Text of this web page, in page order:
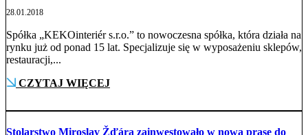
28.01.2018
Spółka „KEKOinteriér s.r.o.” to nowoczesna spółka, która działa na
rynku już od ponad 15 lat. Specjalizuje się w wyposażeniu sklepów,
restauracji,...
CZYTAJ WIĘCEJ
Stolarstwo Miroslav Žďára zainwestowało w nową prasę do